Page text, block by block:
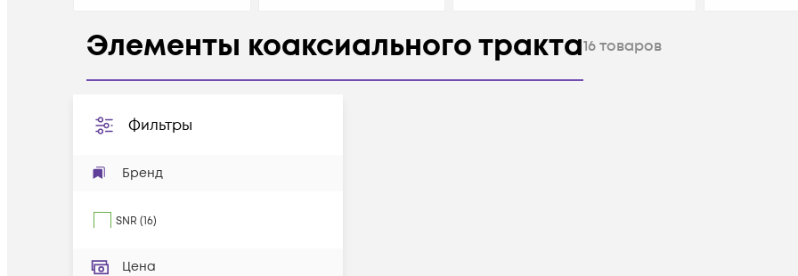
Элементы коаксиального тракта16товаров
Фильтры
Бренд
SNR (16)
Цена